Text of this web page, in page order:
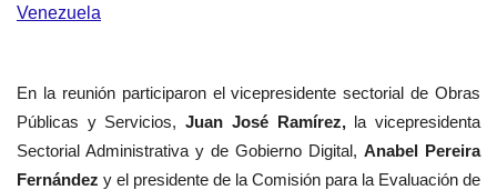
Venezuela
En la reunión participaron el vicepresidente sectorial de Obras
Públicas y Servicios,Juan José Ramírez,la vicepresidenta
Sectorial Administrativa y de Gobierno Digital, Anabel Pereira
Fernández y el presidente de la Comisión para la Evaluación de